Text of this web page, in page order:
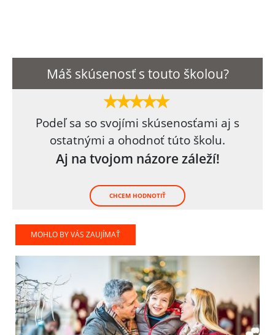
Máš skúsenosť s touto školou?
Podeľ sa so svojími skúsenosťami aj s
ostatnými a ohodnoť túto školu.
Aj na tvojom názore záleží!
CHCEM HODNOTIŤ
MOHLO BY VÁS ZAUJÍMAŤ